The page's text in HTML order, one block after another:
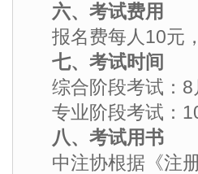
六、考试费用
报名费每人10元
七、考试时间
综合阶段考试：8
专业阶段考试：
八、考试用书
中注协根据《注